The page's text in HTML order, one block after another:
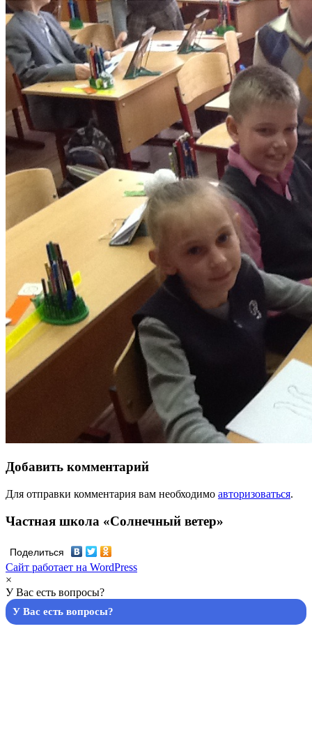
Добавить комментарий
Для отправки комментария вам необходимо авторизоваться.
Частная школа «Солнечный ветер»
Поделиться
Сайт работает на WordPress
×
У Вас есть вопросы?
У Вас есть вопросы?